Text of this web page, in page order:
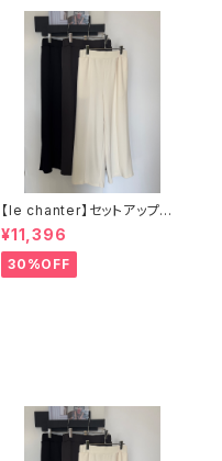
【le chanter】セットアップ可
カットジョーゼットセンタープ
レスイージーパンツ
¥11,396
30%OFF